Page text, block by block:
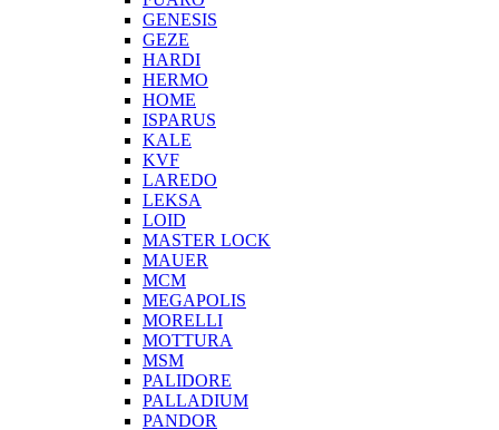
GENESIS
GEZE
HARDI
HERMO
HOMЕ
ISPARUS
KALE
KVF
LAREDO
LEKSA
LOID
MASTER LOCK
MAUER
MCM
MEGAPOLIS
MORELLI
MOTTURA
MSM
PALIDORE
PALLADIUM
PANDOR